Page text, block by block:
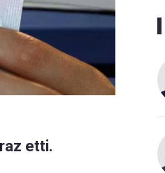
etti.